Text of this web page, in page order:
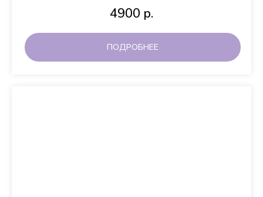
4900 р.
ПОДРОБНЕЕ